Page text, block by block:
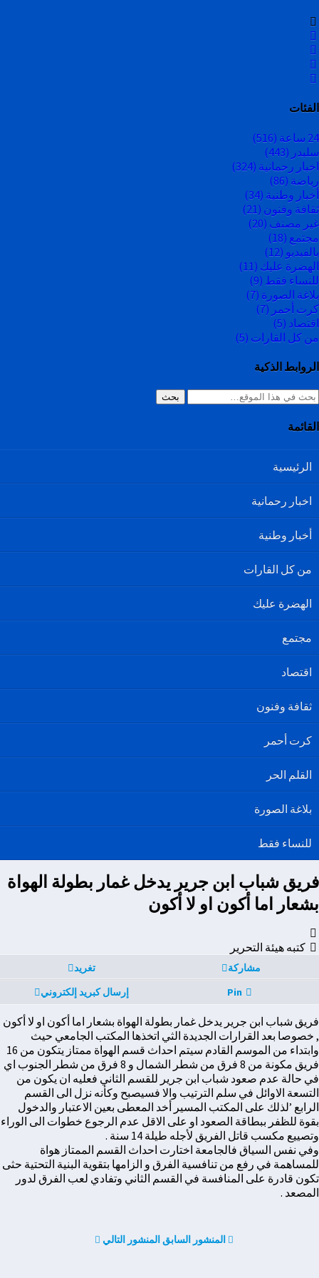
الفئات
24 ساعة
(516)
سليدر (443)
اخبار رحمانية (324)
رياضة (86)
أخبار وطنية (34)
ثقافة وفنون (21)
غير مصنف (20)
مجتمع (18)
بالفيديو (12)
الهضرة عليك (11)
للنساء فقط (9)
بلاغة الصورة (7)
كرت أحمر (7)
اقتصاد (5)
من كل القارات (5)
الروابط الذكية
بحث
القائمة
الرئيسية
اخبار رحمانية
أخبار وطنية
من كل القارات
الهضرة عليك
مجتمع
اقتصاد
ثقافة وفنون
كرت أحمر
القلم الحر
بلاغة الصورة
للنساء فقط
فريق شباب ابن جرير يدخل غمار بطولة الهواة
بشعار اما أكون او لا أكون
كتبه هيئة التحرير
مشاركة
تغريد
Pin
إرسال كبريد إلكتروني
فريق شباب ابن جرير يدخل غمار بطولة الهواة بشعار اما أكون او لا أكون
, خصوصا بعد القرارات الجديدة الثي اتخذها المكتب الجامعي حيث
وابتداء من الموسم القادم سيتم احداث قسم الهواة ممتاز يتكون من 16
فريق مكونة من 8 فرق من شطر الشمال و 8 فرق من شطر الجنوب اي
في حالة عدم صعود شباب ابن جرير للقسم الثاني فعليه ان يكون من
التسعة الاوائل في سلم الترتيب والا فسيصبح وكأنه نزل الى القسم
الرابع ’لذلك على المكتب المسير أخد المعطى بعين الاعتبار والدخول
بقوة للظفر ببطاقة الصعود او على الاقل عدم الرجوع خطوات الى الوراء
وتصييع مكسب قاتل الفريق لأجله طيلة 14 سنة .
وفي نفس السياق فالجامعة اختارت احداث القسم الممتاز هواة
للمساهمة في رفع من تنافسية الفرق و الزامها بتقوية البنية التحتية حثى
تكون قادرة على المنافسة في القسم الثاني وتفادي لعب الفرق لدور
المصعد .
المنشور السابقالمنشور التالي